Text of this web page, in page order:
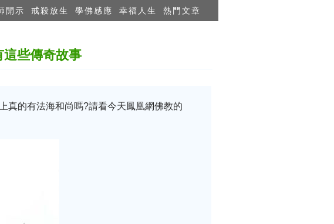
開示 戒殺放生 學佛感應 幸福人生 熱門文章
些傳奇故事
真的有法海和尚嗎?請看今天鳳凰網佛教的